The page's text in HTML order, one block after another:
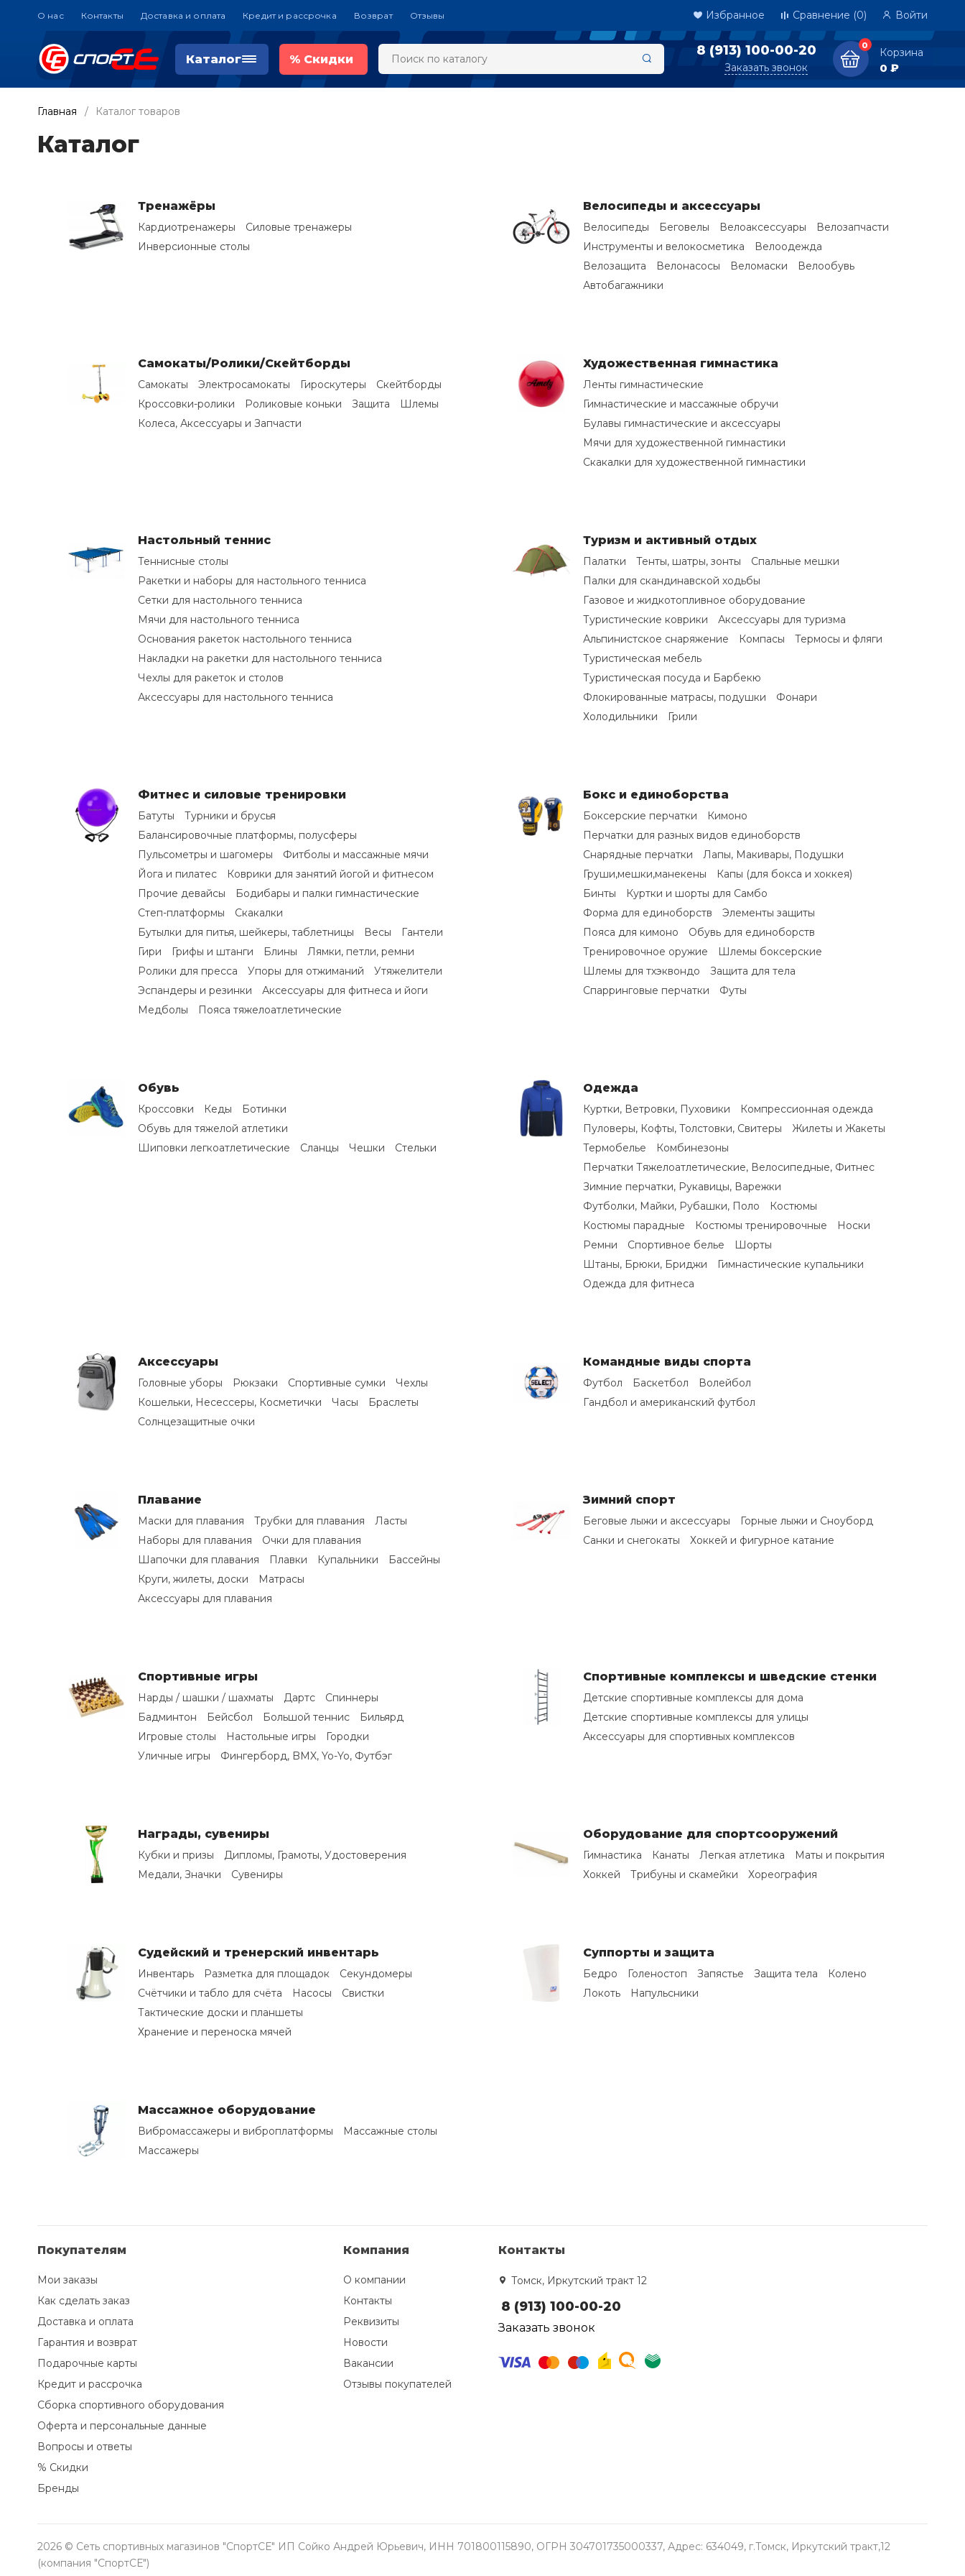
О нас Контакты Доставка и оплата Кредит и рассрочка Возврат Отзывы Избранное Сравнение (0) Войти
Каталог % Скидки
8 (913) 100-00-20
Заказать звонок
0
Корзина
0 ₽
Главная Каталог товаров
Каталог
Тренажёры
Кардиотренажеры
Силовые тренажеры
Инверсионные столы
Велосипеды и аксессуары
Велосипеды Беговелы Велоаксессуары
Велозапчасти
Инструменты и велокосметика
Велоодежда
Велозащита
Велонасосы Веломаски
Велообувь
Автобагажники
Самокаты/Ролики/Скейтборды
Самокаты Электросамокаты Гироскутеры
Скейтборды
Кроссовки-ролики
Роликовые коньки Защита
Шлемы
Колеса, Аксессуары и Запчасти
Художественная гимнастика
Ленты гимнастические
Гимнастические и массажные обручи
Булавы гимнастические и аксессуары
Мячи для художественной гимнастики
Скакалки для художественной гимнастики
Настольный теннис
Теннисные столы
Ракетки и наборы для настольного тенниса
Сетки для настольного тенниса
Мячи для настольного тенниса
Основания ракеток настольного тенниса
Накладки на ракетки для настольного тенниса
Чехлы для ракеток и столов
Аксессуары для настольного тенниса
Туризм и активный отдых
Палатки Тенты, шатры, зонты
Спальные мешки
Палки для скандинавской ходьбы
Газовое и жидкотопливное оборудование
Туристические коврики
Аксессуары для туризма
Альпинистское снаряжение
Компасы
Термосы и фляги
Туристическая мебель
Туристическая посуда и Барбекю
Флокированные матрасы, подушки
Фонари
Холодильники
Грили
Фитнес и силовые тренировки
Батуты
Турники и брусья
Балансировочные платформы, полусферы
Пульсометры и шагомеры
Фитболы и массажные мячи
Йога и пилатес
Коврики для занятий йогой и фитнесом
Прочие девайсы
Бодибары и палки гимнастические
Степ-платформы
Скакалки
Бутылки для питья, шейкеры, таблетницы
Весы
Гантели
Гири
Грифы и штанги Блины
Лямки, петли, ремни
Ролики для пресса
Упоры для отжиманий
Утяжелители
Эспандеры и резинки
Аксессуары для фитнеса и йоги
Медболы
Пояса тяжелоатлетические
Бокс и единоборства
Боксерские перчатки
Кимоно
Перчатки для разных видов единоборств
Снарядные перчатки
Лапы, Макивары, Подушки
Груши,мешки,манекены
Капы (для бокса и хоккея)
Бинты
Куртки и шорты для Самбо
Форма для единоборств
Элементы защиты
Пояса для кимоно
Обувь для единоборств
Тренировочное оружие
Шлемы боксерские
Шлемы для тхэквондо
Защита для тела
Спарринговые перчатки
Футы
Обувь
Кроссовки Кеды
Ботинки
Обувь для тяжелой атлетики
Шиповки легкоатлетические
Сланцы Чешки Стельки
Одежда
Куртки, Ветровки, Пуховики
Компрессионная одежда
Пуловеры, Кофты, Толстовки, Свитеры
Жилеты и Жакеты
Термобелье
Комбинезоны
Перчатки Тяжелоатлетические, Велосипедные, Фитнес
Зимние перчатки, Рукавицы, Варежки
Футболки, Майки, Рубашки, Поло
Костюмы
Костюмы парадные
Костюмы тренировочные
Носки
Ремни
Спортивное белье
Шорты
Штаны, Брюки, Бриджи
Гимнастические купальники
Одежда для фитнеса
Аксессуары
Головные уборы Рюкзаки Спортивные сумки
Чехлы
Кошельки, Несессеры, Косметички
Часы
Браслеты
Солнцезащитные очки
Командные виды спорта
Футбол Баскетбол
Волейбол
Гандбол и американский футбол
Плавание
Маски для плавания Трубки для плавания
Ласты
Наборы для плавания
Очки для плавания
Шапочки для плавания
Плавки Купальники
Бассейны
Круги, жилеты, доски
Матрасы
Аксессуары для плавания
Зимний спорт
Беговые лыжи и аксессуары
Горные лыжи и Сноуборд
Санки и снегокаты
Хоккей и фигурное катание
Спортивные игры
Нарды / шашки / шахматы Дартс
Спиннеры
Бадминтон
Бейсбол Большой теннис
Бильярд
Игровые столы
Настольные игры
Городки
Уличные игры
Фингерборд, BMX, Yo-Yo, Футбэг
Спортивные комплексы и шведские стенки
Детские спортивные комплексы для дома
Детские спортивные комплексы для улицы
Аксессуары для спортивных комплексов
Награды, сувениры
Кубки и призы
Дипломы, Грамоты, Удостоверения
Медали, Значки
Сувениры
Оборудование для спортсооружений
Гимнастика Канаты Легкая атлетика
Маты и покрытия
Хоккей
Трибуны и скамейки Хореография
Судейский и тренерский инвентарь
Инвентарь Разметка для площадок
Секундомеры
Счётчики и табло для счёта
Насосы
Свистки
Тактические доски и планшеты
Хранение и переноска мячей
Суппорты и защита
Бедро Голеностоп Запястье Защита тела
Колено
Локоть
Напульсники
Массажное оборудование
Вибромассажеры и виброплатформы
Массажные столы
Массажеры
Покупателям
Мои заказы
Как сделать заказ
Доставка и оплата
Гарантия и возврат
Подарочные карты
Кредит и рассрочка
Сборка спортивного оборудования
Оферта и персональные данные
Вопросы и ответы
% Скидки
Бренды
Компания
О компании
Контакты
Реквизиты
Новости
Вакансии
Отзывы покупателей
Контакты
Томск, Иркутский тракт 12
8 (913) 100-00-20
Заказать звонок
2026 © Сеть спортивных магазинов "СпортСЕ" ИП Сойко Андрей Юрьевич, ИНН 701800115890, ОГРН 304701735000337, Адрес: 634049, г.Томск, Иркутский тракт,12
(компания "СпортСЕ")